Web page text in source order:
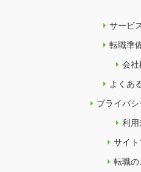
サービ
転職準
会社
よくあ
プライバ
利用
サイ
転職の